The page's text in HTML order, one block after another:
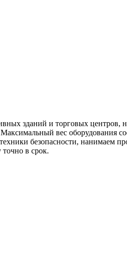
зданий и торговых центров,
вес оборудования
безопасности, нанимаем
в срок.